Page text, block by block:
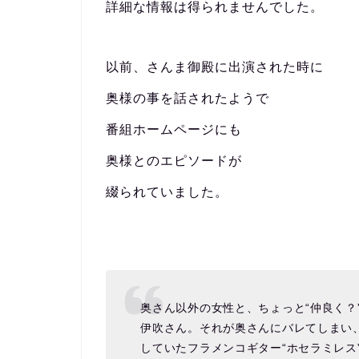
詳細な情報は得られませんでした。
以前、さんま御殿に出演された時に
奥様の事を話されたようで
番組ホームページにも
奥様とのエピソードが
綴られていました。
奥さん以外の女性と、ちょっと“仲良く？
伊吹さん。それが奥さんにバレてしまい
していたフラメンコギター“ホセラミレス